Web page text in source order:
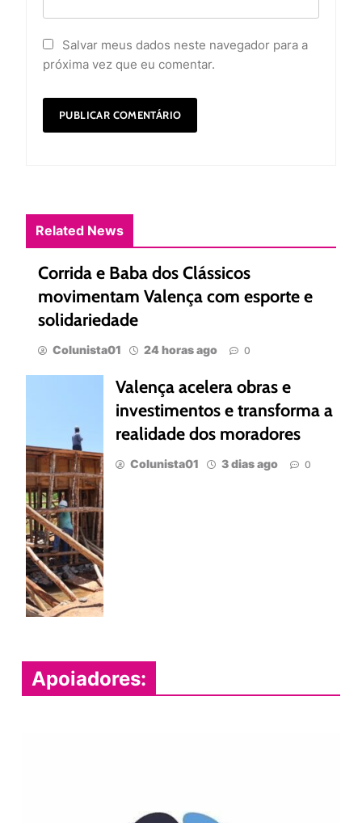
Apoiadores:
Salvar meus dados neste navegador para a
próxima vez que eu comentar.
Related News
Corrida e Baba dos Clássicos
movimentam Valença com esporte e
solidariedade
Colunista01 24 horas ago 0
Valença acelera obras e
investimentos e transforma a
realidade dos moradores
Colunista01 3 dias ago 0